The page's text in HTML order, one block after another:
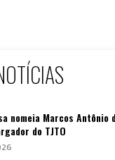
nomeia Marcos Antônio
do TJTO